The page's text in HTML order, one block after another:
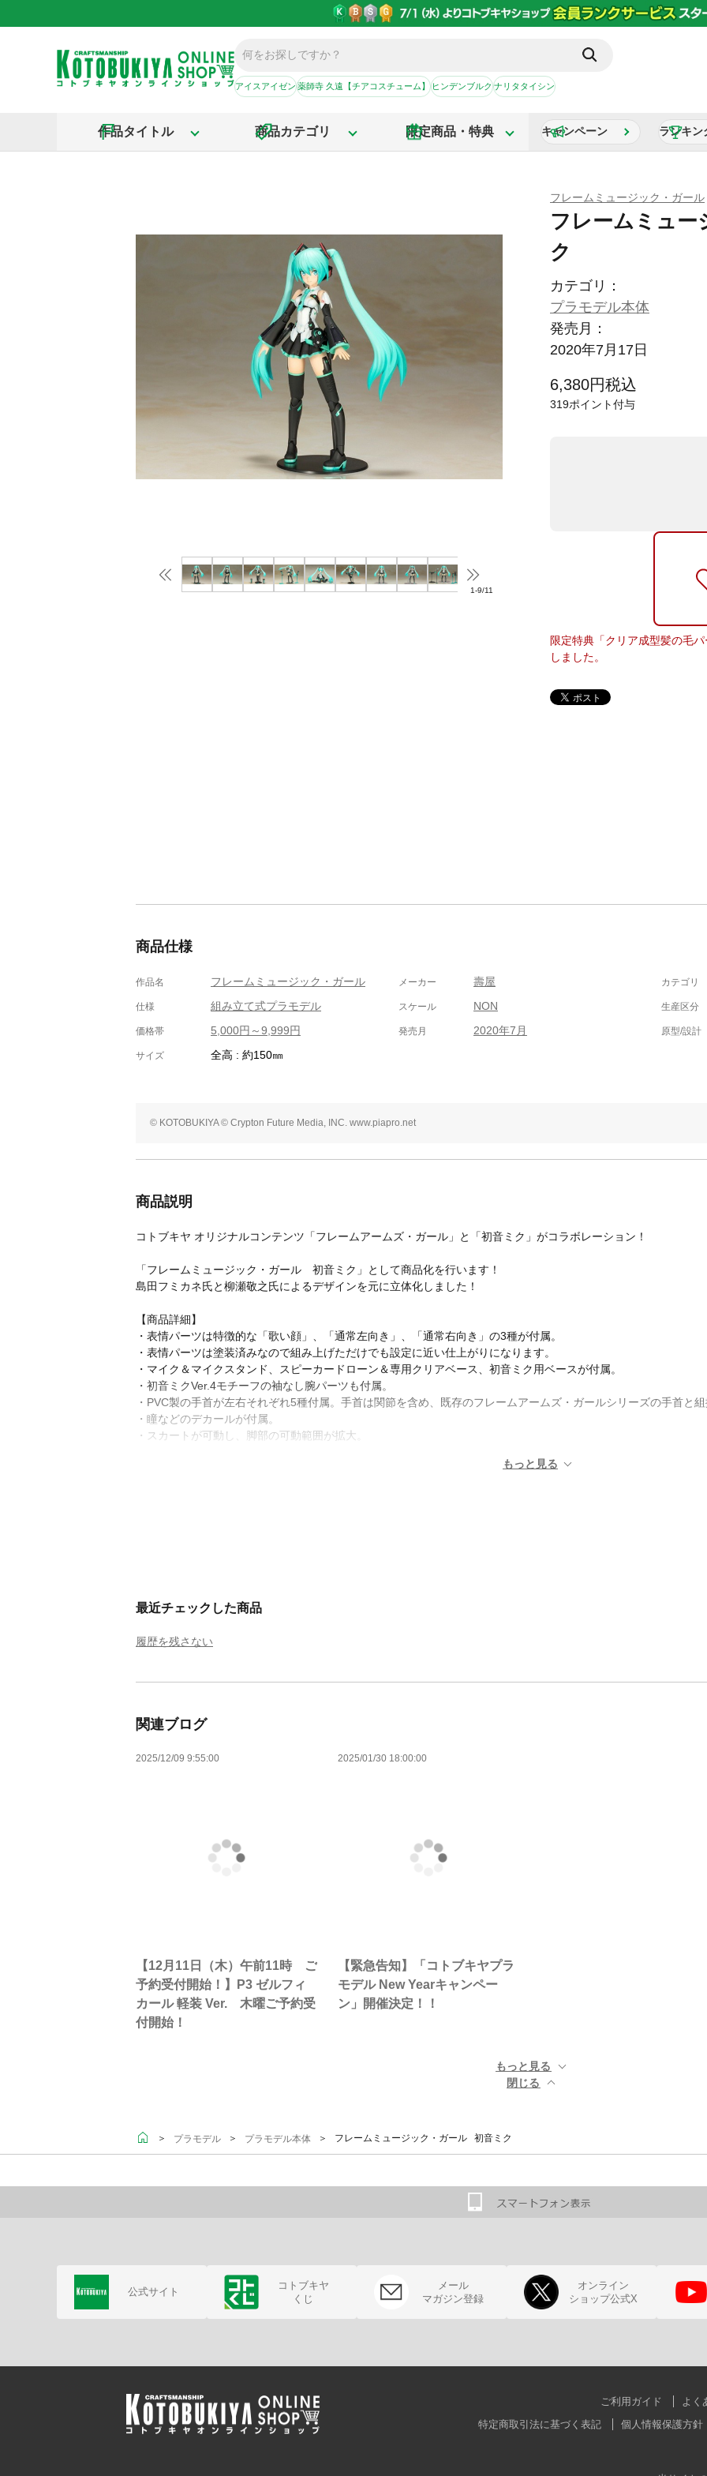
アイスアイゼン薬師寺 久遠【チアコスチューム】ヒンデンブルクナリタタイシン
作品タイトル 商品カテゴリ 限定商品・特典 キャンペーン ランキン
1-9/11
フレームミュージック・ガール
フレームミュー
ク
カテゴリ：
プラモデル本体
発売月：
2020年7月17日
6,380円税込
319ポイント付与
限定特典「クリア成型髪の毛
しました。
商品仕様
作品名 フレームミュージック・ガール メーカー 壽屋 カテゴリ
仕様 組み立て式プラモデル スケール NON 生産区分
価格帯 5,000円～9,999円 発売月 2020年7月 原型/設計
サイズ 全高 : 約150㎜
© KOTOBUKIYA © Crypton Future Media, INC. www.piapro.net
商品説明
コトブキヤ オリジナルコンテンツ「フレームアームズ・ガール」と「初音ミク」がコラボレーション！
「フレームミュージック・ガール 初音ミク」として商品化を行います！
島田フミカネ氏と柳瀬敬之氏によるデザインを元に立体化しました！
【商品詳細】
・表情パーツは特徴的な「歌い顔」、「通常左向き」、「通常右向き」の3種が付属。
・表情パーツは塗装済みなので組み上げただけでも設定に近い仕上がりになります。
・マイク＆マイクスタンド、スピーカードローン＆専用クリアベース、初音ミク用ベースが付属。
・初音ミクVer.4モチーフの袖なし腕パーツも付属。
・PVC製の手首が左右それぞれ5種付属。手首は関節を含め、既存のフレームアームズ・ガールシリーズの手首と組
・瞳などのデカールが付属。
・スカートが可動し、脚部の可動範囲が拡大。
最近チェックした商品
履歴を残さない
関連ブログ
2025/12/09 9:55:00
【12月11日（木）午前11時 ご
予約受付開始！】P3 ゼルフィ
カール 軽装 Ver. 木曜ご予約受
付開始！
2025/01/30 18:00:00
【緊急告知】「コトブキヤプラ
モデル New Yearキャンペー
ン」開催決定！！
もっと見る ▼
閉じる ▲
＞ プラモデル ＞ プラモデル本体 ＞ フレームミュージック・ガール 初音ミク
公式サイト
コトブキヤ
くじ
メール
マガジン登録
オンライン
ショップ公式X
ご利用ガイド よく
特定商取引法に基づく表記
個人情報保護方針